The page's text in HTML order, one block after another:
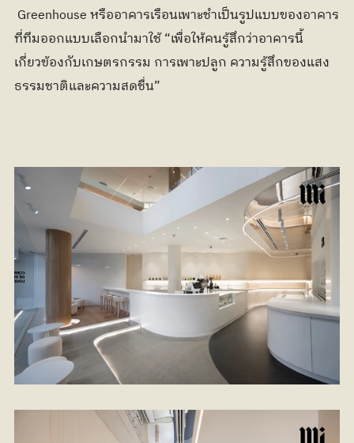
Greenhouse หรืออาคารเรือนเพาะชำเป็นรูปแบบของอาคาร
ที่ทีมออกแบบเลือกนำมาใช้ “เพื่อให้คนรู้สึกว่าอาคารนี้
เกี่ยวข้องกับเกษตรกรรม การเพาะปลูก ความรู้สึกของแสง
ธรรมชาติและความสดชื่น”